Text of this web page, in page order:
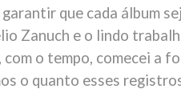
que cada álbum
Zanuch e o lindo
o tempo, comecei a
o quanto esses